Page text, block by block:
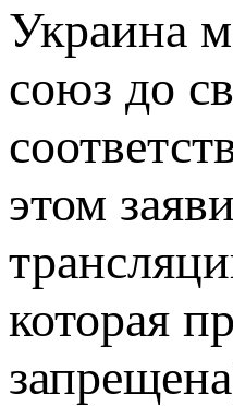
Украина
союз до
этом
которая